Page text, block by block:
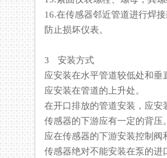
16.在传感器邻近管道进行焊接或
防止损坏仪表。
3 安装方式
应安装在水平管道较低处和垂直
应安装在管道的上升处。
在开口排放的管道安装，
传感器的下游应有一定的背压
应在传感器的下游安装控制阀和切
传感器绝对不能安装在泵的进口